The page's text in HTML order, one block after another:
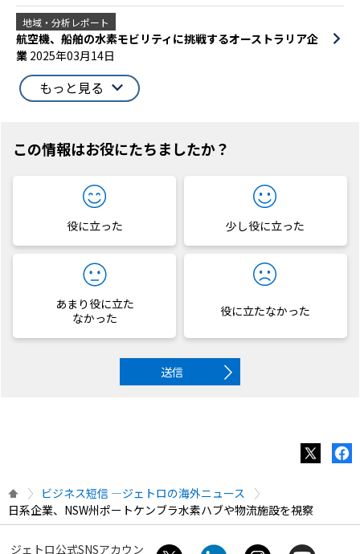
地域・分析レポート
航空機、船舶の水素モビリティに挑戦するオーストラリア企
業 2025年03月14日
もっと見る
この情報はお役にたちましたか？
役に立った 少し役に立った
あまり役に立た
なかった
役に立たなかった
送信
ビジネス短信 ―ジェトロの海外ニュース
日系企業、NSW州ポートケンブラ水素ハブや物流施設を視察
ジェトロ公式SNSアカウン